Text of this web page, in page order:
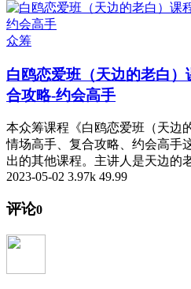
众筹
白鸥恋爱班（天边的老白
合攻略-约会高手
本众筹课程《白鸥恋爱班（天边
情场高手、复合攻略、约会高手
出的其他课程。主讲人是天边的
2023-05-02 3.97k 49.99
评论0